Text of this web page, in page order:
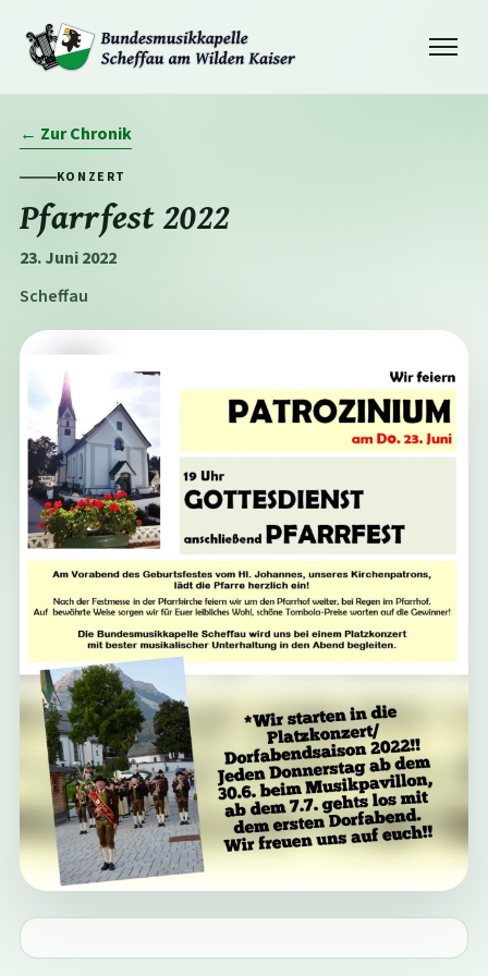
← Zur Chronik
KONZERT
Pfarrfest 2022
23. Juni 2022
Scheffau